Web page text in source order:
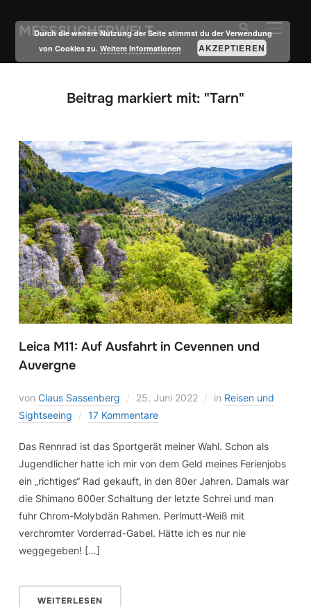
MESSSUCHERWELT
Beitrag markiert mit: "Tarn"
Leica M11: Auf Ausfahrt in Cevennen und
Auvergne
von Claus Sassenberg 25. Juni 2022 in Reisen und
Sightseeing
17 Kommentare
Das Rennrad ist das Sportgerät meiner Wahl. Schon als
Jugendlicher hatte ich mir von dem Geld meines Ferienjobs
ein „richtiges“ Rad gekauft, in den 80er Jahren. Damals war
die Shimano 600er Schaltung der letzte Schrei und man
fuhr Chrom-Molybdän Rahmen. Perlmutt-Weiß mit
verchromter Vorderrad-Gabel. Hätte ich es nur nie
weggegeben! […]
WEITERLESEN
Durch die weitere Nutzung der Seite stimmst du der Verwendung
von Cookies zu.Weitere Informationen AKZEPTIEREN